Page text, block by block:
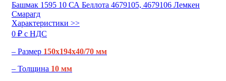
Башмак 1595 10 СА Беллота 4679105, 4679106 Лемкен
Смарагд
Характеристики >>
0 ₽ c НДС
– Размер 150х194х40/70 мм
– Толщина 10 мм